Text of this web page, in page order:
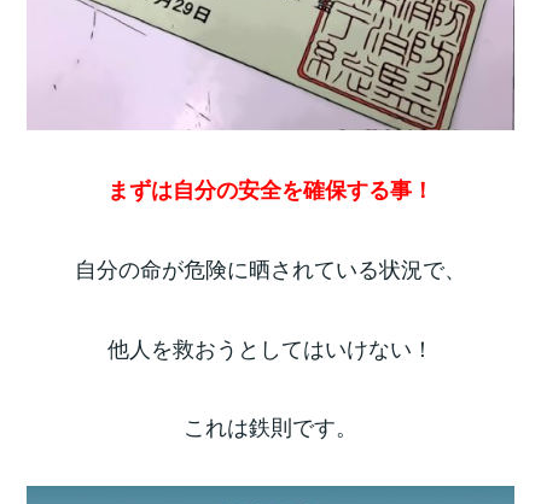
まずは自分の安全を確保する事！
自分の命が危険に晒されている状況で、
他人を救おうとしてはいけない！
これは鉄則です。